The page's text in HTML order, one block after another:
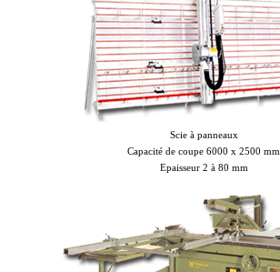
Scie à panneaux
Capacité de coupe 6000 x 2500 mm
Epaisseur 2 à 80 mm